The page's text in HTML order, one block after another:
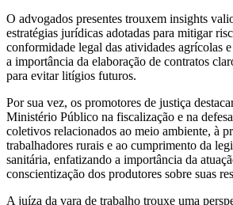
O advogados presentes trouxem insights
estratégias jurídicas adotadas para mitigar
conformidade legal das atividades agrícolas
a importância da elaboração de contratos
para evitar litígios futuros.
Por sua vez, os promotores de justiça
Ministério Público na fiscalização e na
coletivos relacionados ao meio ambiente, à
trabalhadores rurais e ao cumprimento da
sanitária, enfatizando a importância da
conscientização dos produtores sobre suas
A juíza da vara de trabalho trouxe uma